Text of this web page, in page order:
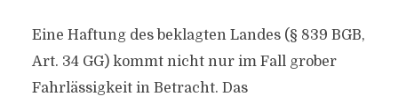
Eine Haftung des beklagten Landes (§ 839 BGB,
Art. 34 GG) kommt nicht nur im Fall grober
Fahrlässigkeit in Betracht. Das